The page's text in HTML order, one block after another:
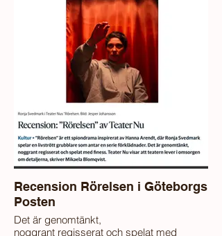
Recension Rörelsen i Göteborgs
Posten
Det är genomtänkt,
noggrant regisserat och spelat med